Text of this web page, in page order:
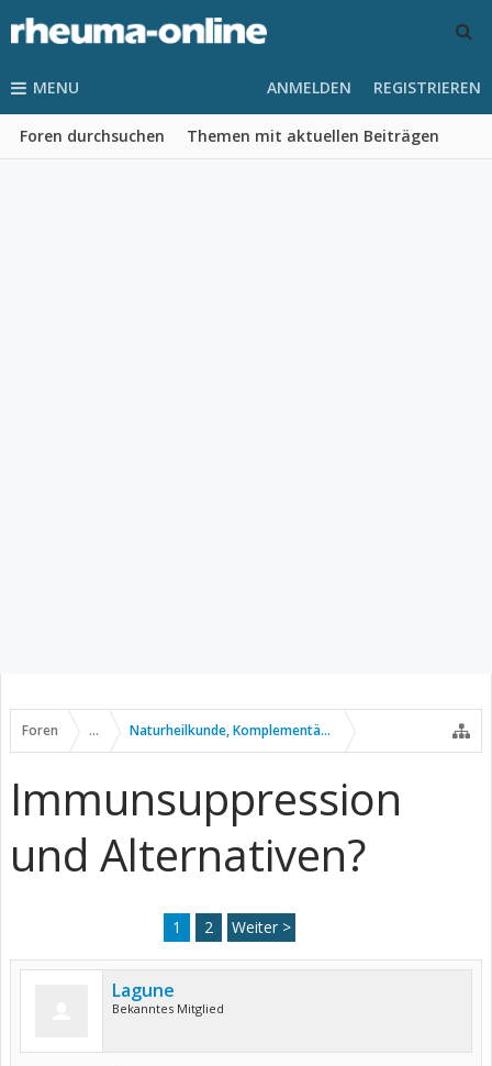
MENU
Foren durchsuchen Themen mit aktuellen Beiträgen
ANMELDEN REGISTRIEREN
Foren ... Naturheilkunde, Komplementär- u. Alternativmedizin
Immunsuppression
und Alternativen?
1 2 Weiter >
Lagune
Bekanntes Mitglied